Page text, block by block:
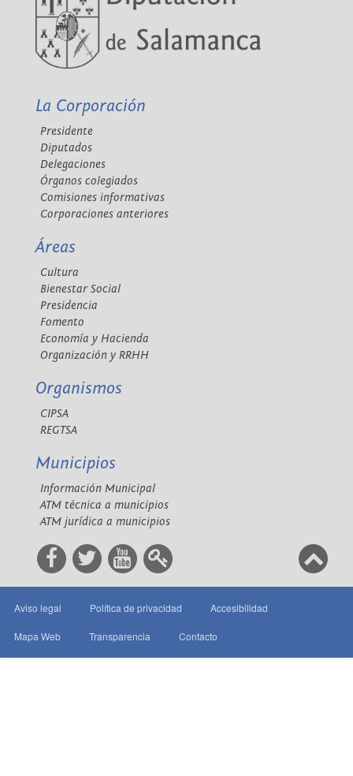
La Corporación
Presidente
Diputados
Delegaciones
Órganos colegiados
Comisiones informativas
Corporaciones anteriores
Áreas
Cultura
Bienestar Social
Presidencia
Fomento
Economía y Hacienda
Organización y RRHH
Organismos
CIPSA
REGTSA
Municipios
Información Municipal
ATM técnica a municipios
ATM jurídica a municipios
Aviso legal Política de privacidad Accesibilidad
Mapa Web Transparencia Contacto